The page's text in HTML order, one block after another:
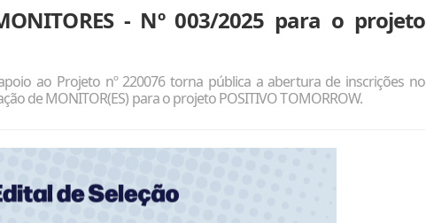
- Nº 003/2025 para o projeto
ao Projeto nº 220076 torna pública a abertura de inscrições no
de MONITOR(ES) para o projeto POSITIVO TOMORROW.